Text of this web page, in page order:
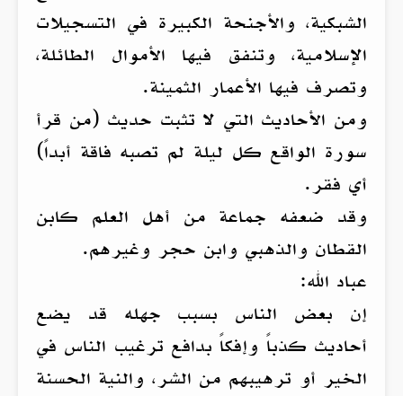
الشبكية، والأجنحة الكبيرة في التسجيلات
الإسلامية، وتنفق فيها الأموال الطائلة،
وتصرف فيها الأعمار الثمينة.
ومن الأحاديث التي لا تثبت حديث (من قرأ
سورة الواقع كل ليلة لم تصبه فاقة أبداً)
أي فقر.
وقد ضعفه جماعة من أهل العلم كابن
القطان والذهبي وابن حجر وغيرهم.
عباد الله:
إن بعض الناس بسبب جهله قد يضع
أحاديث كذباً وإفكاً بدافع ترغيب الناس في
الخير أو ترهيبهم من الشر، والنية الحسنة